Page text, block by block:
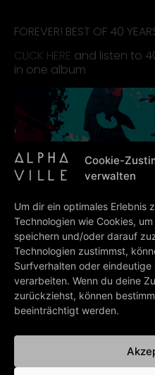
Cookie-
verwalten
Um dir ein optimales Erlebnis
Technologien wie Cookies,
speichern und/oder darauf
Technologien zustimmst,
Surfverhalten oder eindeutige
verarbeiten. Wenn du deine
zurückziehst, können
beeinträchtigt werden.
FOREVER! BEST OF 40
CLICK HERE and listen to
in one album